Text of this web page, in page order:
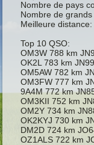
Nombre de pays
Nombre de
Meilleure
Top 10 QSO:
OM3W 788 km
OK2L 783 km
OM5AW 782 km
OM3FW 777 km
9A4M 772 km
OM3KII 752 km
OM2Y 734 km
OK2KYJ 730 km
DM2D 724 km
OZ1ALS 722 km